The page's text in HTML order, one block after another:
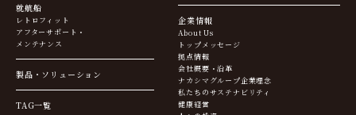
就航船
レトロフィット
アフターサポート・
メンテナンス
製品・ソリューション
TAG一覧
企業情報
About Us
トップメッセージ
拠点情報
会社概要・沿革
ナカシマグループ企業理念
私たちのサステナビリティ
健康経営